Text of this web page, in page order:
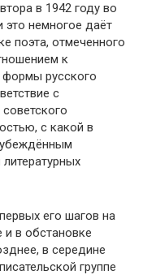
в 1942 году во
немногое даёт
поэта, отмеченного
к
формы русского
с
с какой в
убеждённым
его шагов на
и в обстановке
в середине
группе